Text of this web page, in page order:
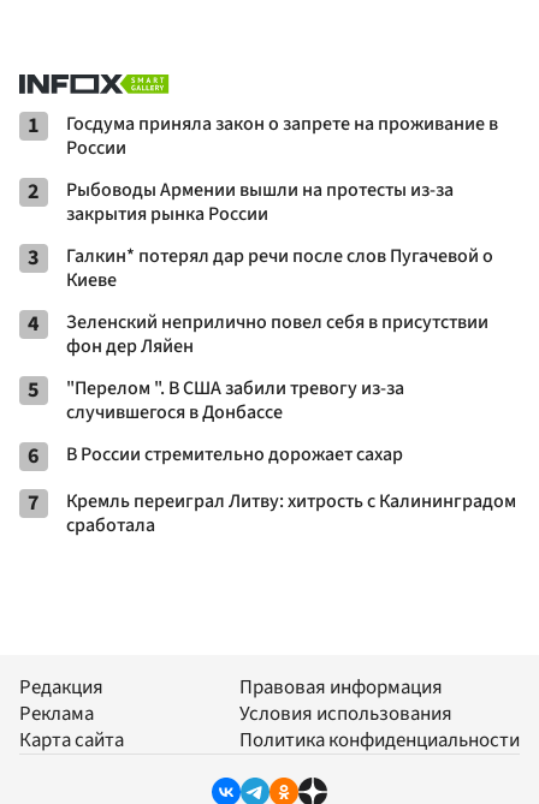
1
Госдума приняла закон о запрете на проживание в
России
2
Рыбоводы Армении вышли на протесты из-за
закрытия рынка России
3
Галкин* потерял дар речи после слов Пугачевой о
Киеве
4
Зеленский неприлично повел cебя в присутствии
фон дер Ляйен
5
"Перелом ". В США забили тревогу из-за
случившегося в Донбассе
6 В России стремительно дорожает сахар
7
Кремль переиграл Литву: хитрость с Калининградом
сработала
Редакция
Реклама
Карта сайта
Правовая информация
Условия использования
Политика конфиденциальности